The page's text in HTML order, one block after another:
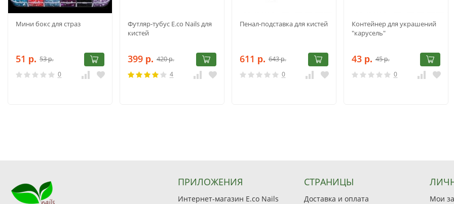
Мини бокс для страз
51 р. 53р.
0
Футляр-тубус E.co Nails для
кистей
399 р. 420р.
4
Пенал-подставка для кистей
611 р. 643р.
0
Контейнер для украшений
"карусель"
43 р. 45р.
0
ПРИЛОЖЕНИЯ
Интернет-магазин E.co Nails
СТРАНИЦЫ
Доставка и оплата Мои